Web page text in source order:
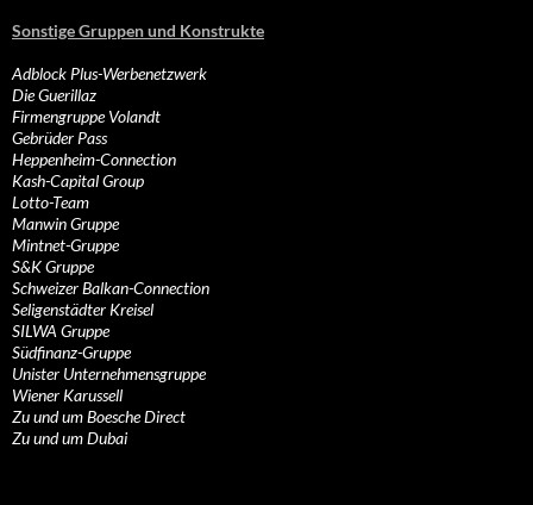
Sonstige Gruppen und Konstrukte
Adblock Plus-Werbenetzwerk
Die Guerillaz
Firmengruppe Volandt
Gebrüder Pass
Heppenheim-Connection
Kash-Capital Group
Lotto-Team
Manwin Gruppe
Mintnet-Gruppe
S&K Gruppe
Schweizer Balkan-Connection
Seligenstädter Kreisel
SILWA Gruppe
Südfinanz-Gruppe
Unister Unternehmensgruppe
Wiener Karussell
Zu und um Boesche Direct
Zu und um Dubai